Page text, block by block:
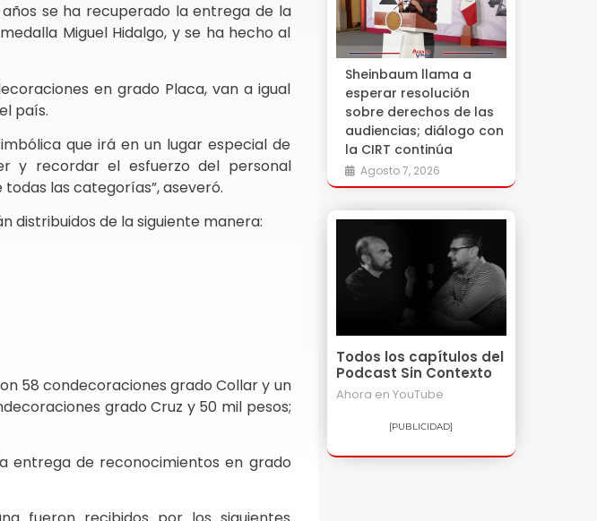
se ha recuperado la entrega de la
Miguel Hidalgo, y se ha hecho al
en grado Placa, van a igual
país.
que irá en un lugar especial de
y recordar el esfuerzo del personal
las categorías”, aseveró.
distribuidos de la siguiente manera:
58 condecoraciones grado Collar y un
grado Cruz y 50 mil pesos;
entrega de reconocimientos en grado
Sheinbaum llama a
esperar resolución
sobre derechos de las
audiencias; diálogo con
la CIRT continúa
Agosto 7, 2026
Todos los capítulos del
Podcast Sin Contexto
Ahora en YouTube
[PUBLICIDAD]